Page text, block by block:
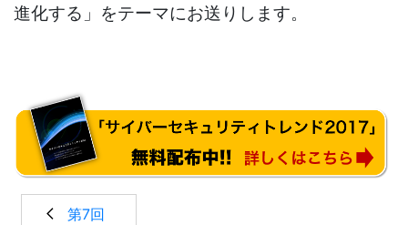
進化する」をテーマにお送りします。
第7回